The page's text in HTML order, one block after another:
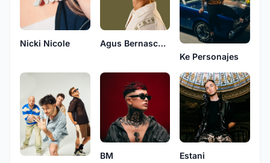
Nicki Nicole
Agus Bernasconi
Ke Personajes
BM Estani